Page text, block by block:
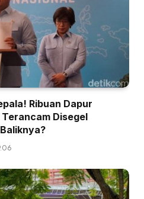
Ribuan Dapur
Disegel